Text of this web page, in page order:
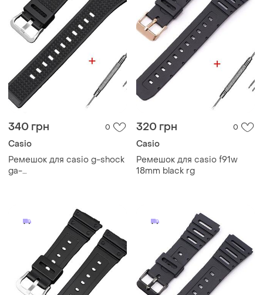
340 грн 0
Casio
Ремешок для casio g-shock
ga-
320 грн 0
Casio
Ремешок для casio f91w
18mm black rg